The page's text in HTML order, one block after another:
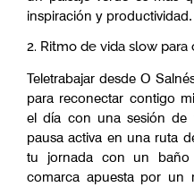
inspiración y productividad.
2. Ritmo de vida slow
Teletrabajar desde O
para reconectar contigo
el día con una sesión de
pausa activa en una ruta
tu jornada con un
comarca apuesta por un